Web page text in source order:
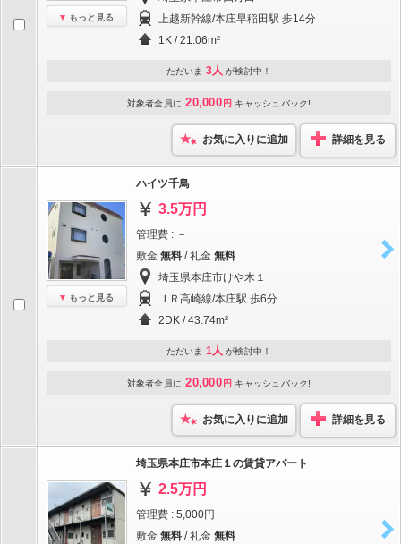
もっと見る
上越新幹線/本庄早稲田駅 歩14分
1K / 21.06m²
ただいま 3人 が検討中！
対象者全員に 20,000 円 キャッシュバック!
お気に入りに追加 詳細を見る
もっと見る
ハイツ千鳥
3.5万円
管理費 : －
敷金 無料 / 礼金 無料
埼玉県本庄市けや木１
ＪＲ高崎線/本庄駅 歩6分
2DK / 43.74m²
ただいま 1人 が検討中！
対象者全員に 20,000 円 キャッシュバック!
お気に入りに追加 詳細を見る
埼玉県本庄市本庄１の賃貸アパート
2.5万円
管理費 : 5,000円
敷金 無料 / 礼金 無料